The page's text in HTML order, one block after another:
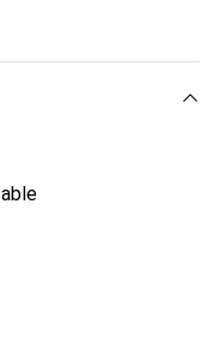
Noreve est un